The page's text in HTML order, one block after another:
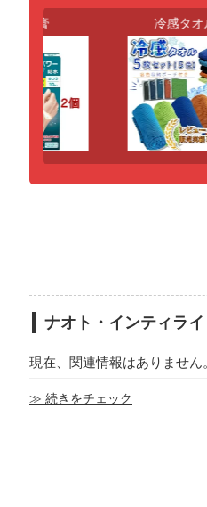
冷感タオル
ナオト・インティラ
現在、関連情報はありません
≫ 続きをチェック